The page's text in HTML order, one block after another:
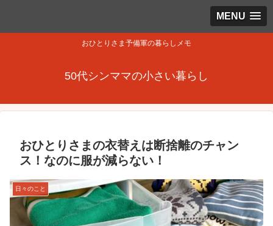
MENU
おひとりさま予備軍の暮らしメモ
50代シンママの小さい暮らし
おひとりさまの衣替えは断捨離のチャン
ス！なのに服が減らない！
日々のこと